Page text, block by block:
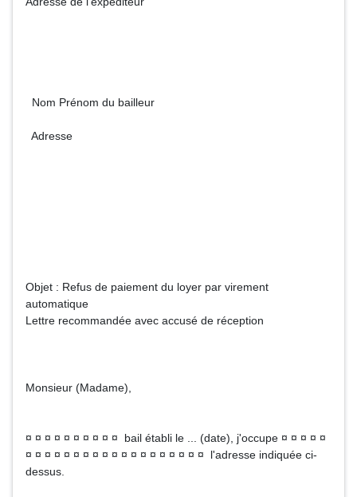
Nom Prénom du bailleur
Adresse
Objet : Refus de paiement du loyer par virement
automatique
Lettre recommandée avec accusé de réception
Monsieur (Madame),
¤ ¤ ¤ ¤ ¤ ¤ ¤ ¤ ¤ ¤ bail établi le ... (date), j'occupe ¤ ¤ ¤ ¤ ¤
¤ ¤ ¤ ¤ ¤ ¤ ¤ ¤ ¤ ¤ ¤ ¤ ¤ ¤ ¤ ¤ ¤ ¤ ¤ l'adresse indiquée ci-
dessus.